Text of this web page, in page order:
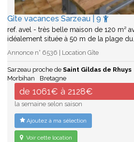
Gîte vacances Sarzeau | 9
ref. avel - très belle maison de 120 m²
idéalement située à 50 m de la plage du…
Annonce n° 6536 | Location Gîte
Sarzeau proche de Saint Gildas de Rhuys
Morbihan
Bretagne
de 1061€ à 2128€
la semaine selon saison
Ajoutez à ma sélection
Voir cette location